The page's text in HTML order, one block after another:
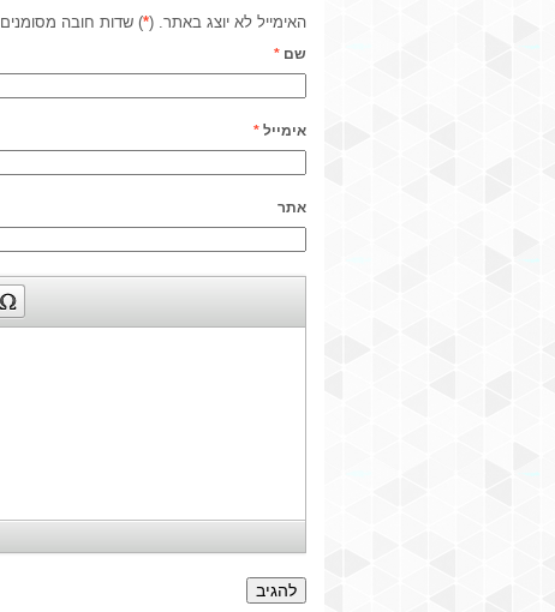
האימייל לא יוצג באתר. (*) שדות חובה מסומנים
שם *
אימייל *
אתר